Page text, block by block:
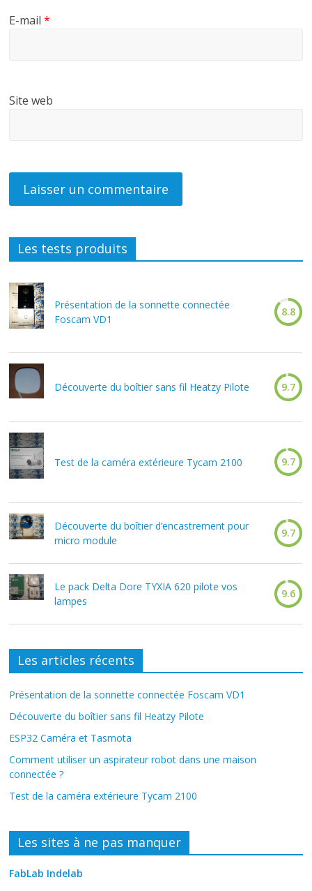
E-mail*
Site web
Les tests produits
Présentation de la sonnette connectée
Foscam VD1
8.8
Découverte du boîtier sans fil Heatzy Pilote 9.7
Test de la caméra extérieure Tycam 2100 9.7
Découverte du boîtier d’encastrement pour
micro module
9.7
Le pack Delta Dore TYXIA 620 pilote vos
lampes
9.6
Les articles récents
Présentation de la sonnette connectée Foscam VD1
Découverte du boîtier sans fil Heatzy Pilote
ESP32 Caméra et Tasmota
Comment utiliser un aspirateur robot dans une maison
connectée ?
Test de la caméra extérieure Tycam 2100
Les sites à ne pas manquer
FabLab Indelab